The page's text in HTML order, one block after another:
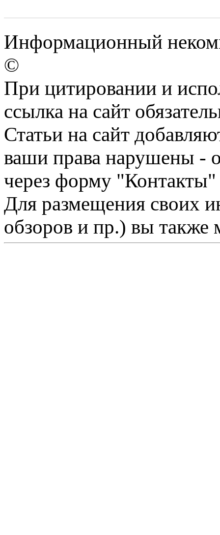
Информационный
©
При цитировании и
ссылка на сайт
Статьи на сайт
ваши права нарушены -
через форму "Контакты"
Для размещения своих
обзоров и пр.) вы также